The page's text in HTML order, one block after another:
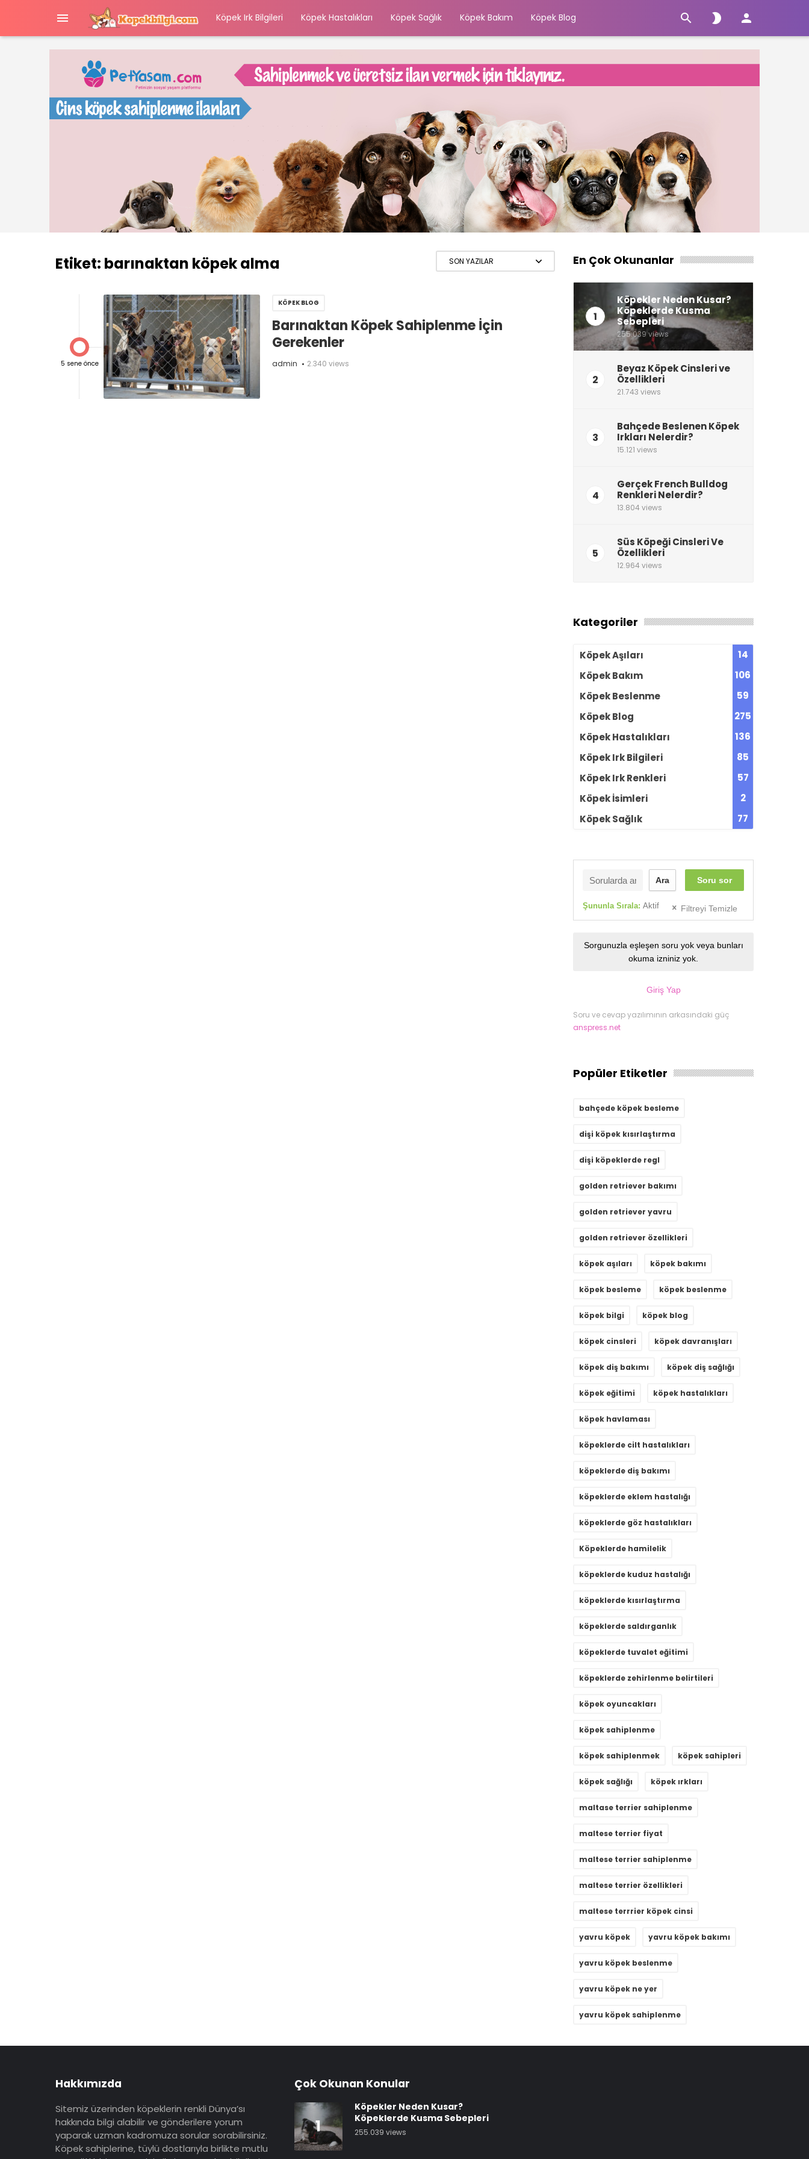
 Köpek Irk Bilgileri Köpek Hastalıkları Köpek Sağlık Köpek Bakım Köpek Blog   
Etiket: barınaktan köpek alma

5 sene önce
KÖPEK BLOG
Barınaktan Köpek Sahiplenme İçin
Gerekenler
admin 2.340 views
En Çok Okunanlar
1
Köpekler Neden Kusar?
Köpeklerde Kusma
Sebepleri
255.039 views
2
Beyaz Köpek Cinsleri ve
Özellikleri
21.743 views
3
Bahçede Beslenen Köpek
Irkları Nelerdir?
15.121 views
4
Gerçek French Bulldog
Renkleri Nelerdir?
13.804 views
5
Süs Köpeği Cinsleri Ve
Özellikleri
12.964 views
Kategoriler
Köpek Aşıları
14
Köpek Bakım
106
Köpek Beslenme
59
Köpek Blog
275
Köpek Hastalıkları
136
Köpek Irk Bilgileri
85
Köpek Irk Renkleri
57
Köpek İsimleri
2
Köpek Sağlık
77
Soru sor
Ara
Şununla Sırala: Aktif Filtreyi Temizle
Sorgunuzla eşleşen soru yok veya bunları
okuma izniniz yok.
Giriş Yap
Soru ve cevap yazılımının arkasındaki güç
anspress.net
Popüler Etiketler
bahçede köpek besleme
dişi köpek kısırlaştırma
dişi köpeklerde regl
golden retriever bakımı
golden retriever yavru
golden retriever özellikleri
köpek aşıları köpek bakımı
köpek besleme köpek beslenme
köpek bilgi köpek blog
köpek cinsleri köpek davranışları
köpek diş bakımı köpek diş sağlığı
köpek eğitimi köpek hastalıkları
köpek havlaması
köpeklerde cilt hastalıkları
köpeklerde diş bakımı
köpeklerde eklem hastalığı
köpeklerde göz hastalıkları
Köpeklerde hamilelik
köpeklerde kuduz hastalığı
köpeklerde kısırlaştırma
köpeklerde saldırganlık
köpeklerde tuvalet eğitimi
köpeklerde zehirlenme belirtileri
köpek oyuncakları
köpek sahiplenme
köpek sahiplenmek köpek sahipleri
köpek sağlığı köpek ırkları
maltase terrier sahiplenme
maltese terrier fiyat
maltese terrier sahiplenme
maltese terrier özellikleri
maltese terrrier köpek cinsi
yavru köpek yavru köpek bakımı
yavru köpek beslenme
yavru köpek ne yer
yavru köpek sahiplenme
Hakkımızda
Sitemiz üzerinden köpeklerin renkli Dünya’sı
hakkında bilgi alabilir ve gönderilere yorum
yaparak uzman kadromuza sorular sorabilirsiniz.
Köpek sahiplerine, tüylü dostlarıyla birlikte mutlu
Çok Okunan Konular
1
Köpekler Neden Kusar?
Köpeklerde Kusma Sebepleri
255.039 views